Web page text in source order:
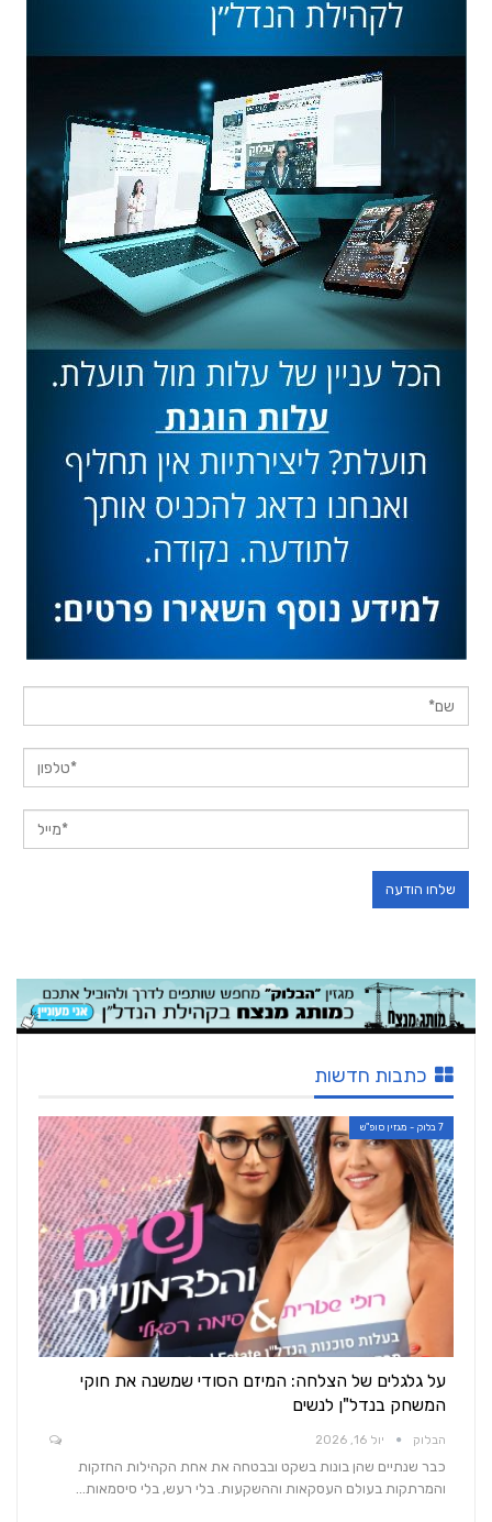
כתבות חדשות
7 בלוק - מגזין סופ"ש
על גלגלים של הצלחה: המיזם הסודי שמשנה את חוקי
המשחק בנדל"ן לנשים
הבלוק יול 16, 2026
כבר שנתיים שהן בונות בשקט ובבטחה את אחת הקהילות החזקות
והמרתקות בעולם העסקאות וההשקעות. בלי רעש, בלי סיסמאות…